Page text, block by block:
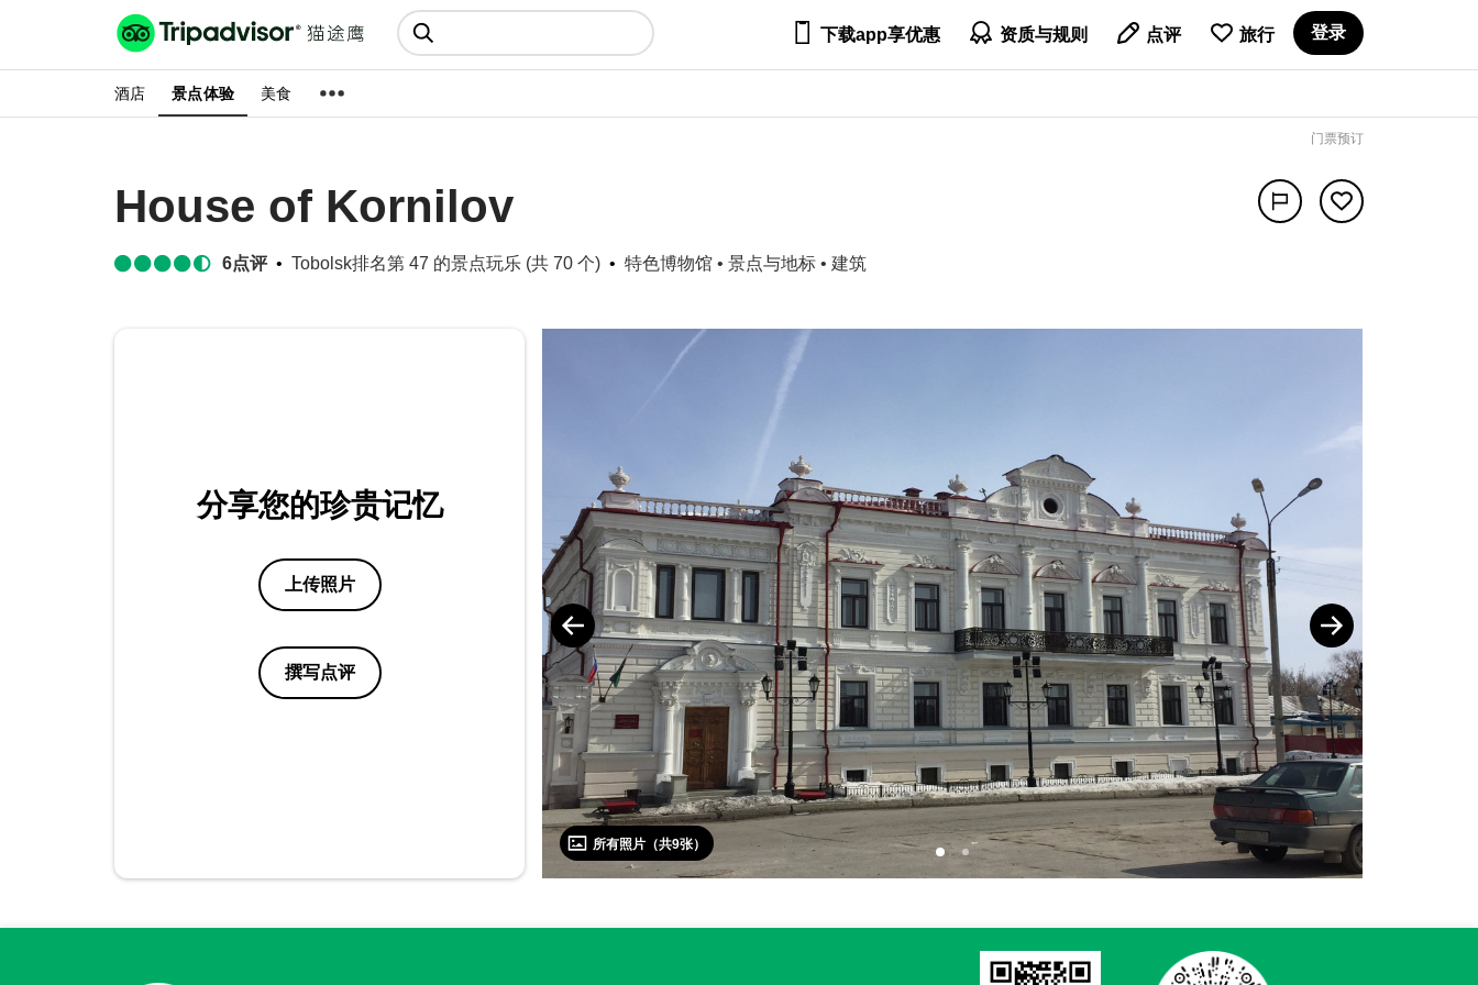
猫途鹰:景点、酒店、美食十亿条
点评
 下载app享优惠  资质与规则 点评 旅行 登录
酒店 景点体验 美食
门票预订
House of Kornilov
6点评 Tobolsk排名第 47 的景点玩乐 (共 70 个) 特色博物馆 • 景点与地标 • 建筑
分享您的珍贵记忆
上传照片
撰写点评
所有照片（共9张）